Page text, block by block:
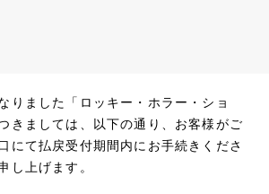
りました「ロッキー・ホラー・ショ
きましては、以下の通り、お客様がご
にて払戻受付期間内にお手続きくださ
し上げます。